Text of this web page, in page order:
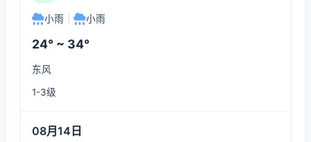
小雨 小雨
24° ~ 34°
东风
1-3级
08月14日